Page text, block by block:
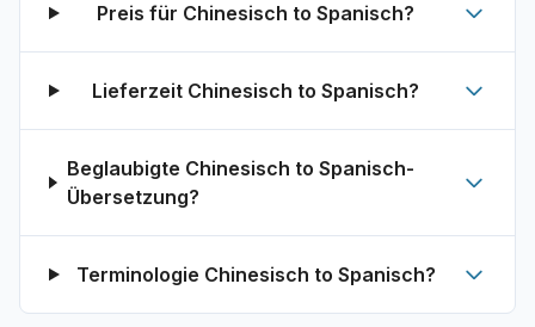
Preis für Chinesisch to Spanisch?
Lieferzeit Chinesisch to Spanisch?
Beglaubigte Chinesisch to Spanisch-
Übersetzung?
Terminologie Chinesisch to Spanisch?